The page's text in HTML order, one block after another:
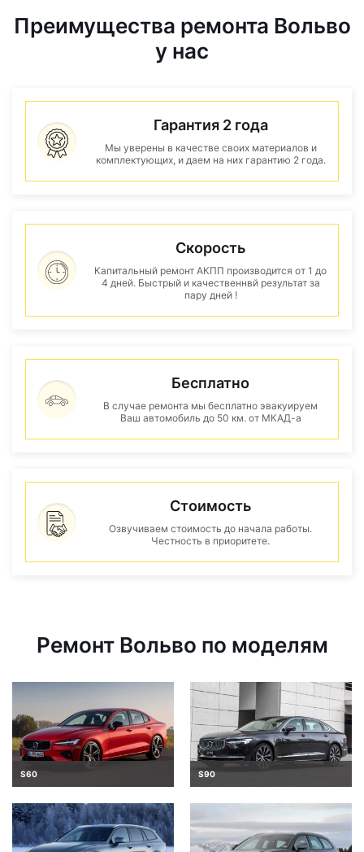
Преимущества ремонта Вольво
у нас
Гарантия 2 года
Мы уверены в качестве своих материалов и
комплектующих, и даем на них гарантию 2 года.
Скорость
Капитальный ремонт АКПП производится от 1 до
4 дней. Быстрый и качественнвй результат за
пару дней !
Бесплатно
В случае ремонта мы бесплатно эвакуируем
Ваш автомобиль до 50 км. от МКАД-а
Стоимость
Озвучиваем стоимость до начала работы.
Честность в приоритете.
Ремонт Вольво по моделям
S60 S90